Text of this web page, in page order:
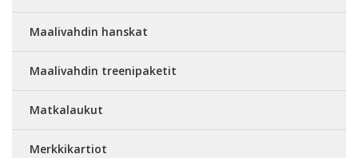
Maalivahdin hanskat
Maalivahdin treenipaketit
Matkalaukut
Merkkikartiot